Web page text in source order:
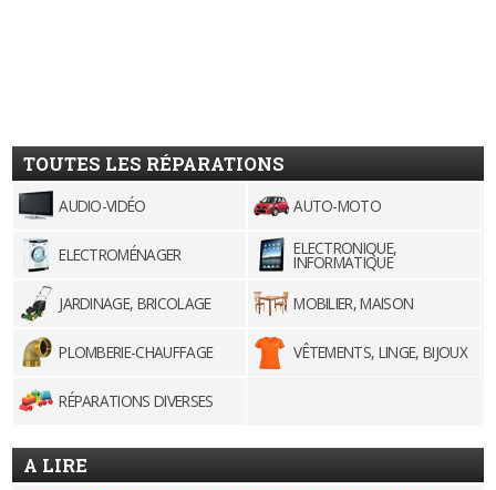
TOUTES LES RÉPARATIONS
AUDIO-VIDÉO AUTO-MOTO
ELECTROMÉNAGER ELECTRONIQUE,
INFORMATIQUE
JARDINAGE, BRICOLAGE
MOBILIER, MAISON
PLOMBERIE-CHAUFFAGE VÊTEMENTS, LINGE, BIJOUX
RÉPARATIONS DIVERSES
A LIRE